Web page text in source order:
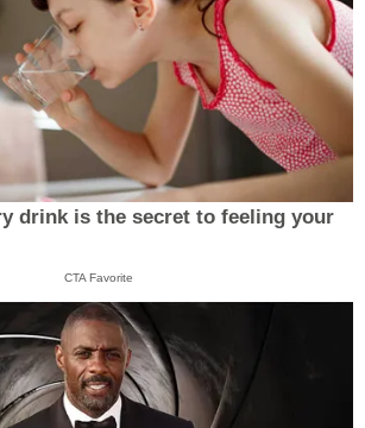
drink is the secret to feeling your
CTA Favorite